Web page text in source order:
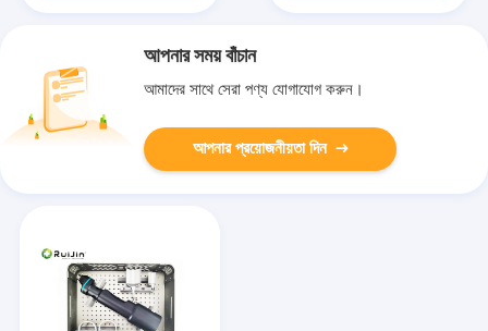
আপনার সময় বাঁচান
আমাদের সাথে সেরা পণ্য যোগাযোগ করুন।
আপনার প্রয়োজনীয়তা দিন